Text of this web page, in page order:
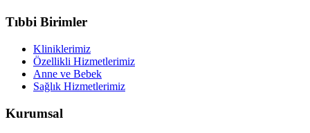
Tıbbi Birimler
Kliniklerimiz
Özellikli Hizmetlerimiz
Anne ve Bebek
Sağlık Hizmetlerimiz
Kurumsal